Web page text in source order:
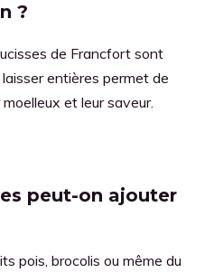
?
de Francfort sont
entières permet de
et leur saveur.
peut-on ajouter
pois, brocolis ou même du